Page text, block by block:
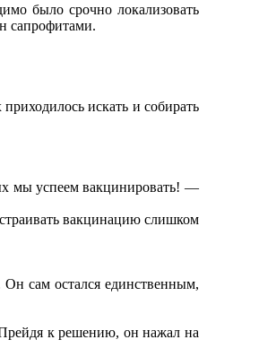
было срочно локализовать
сапрофитами.
искать и собирать
мы успеем вакцинировать! —
вакцинацию слишком
Он сам остался единственным,
к решению, он нажал на